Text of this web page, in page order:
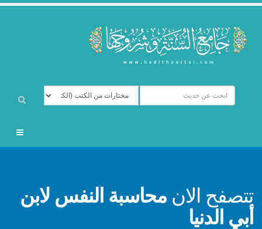
تتصفح الان محاسبة النفس لابن
أبي الدنيا